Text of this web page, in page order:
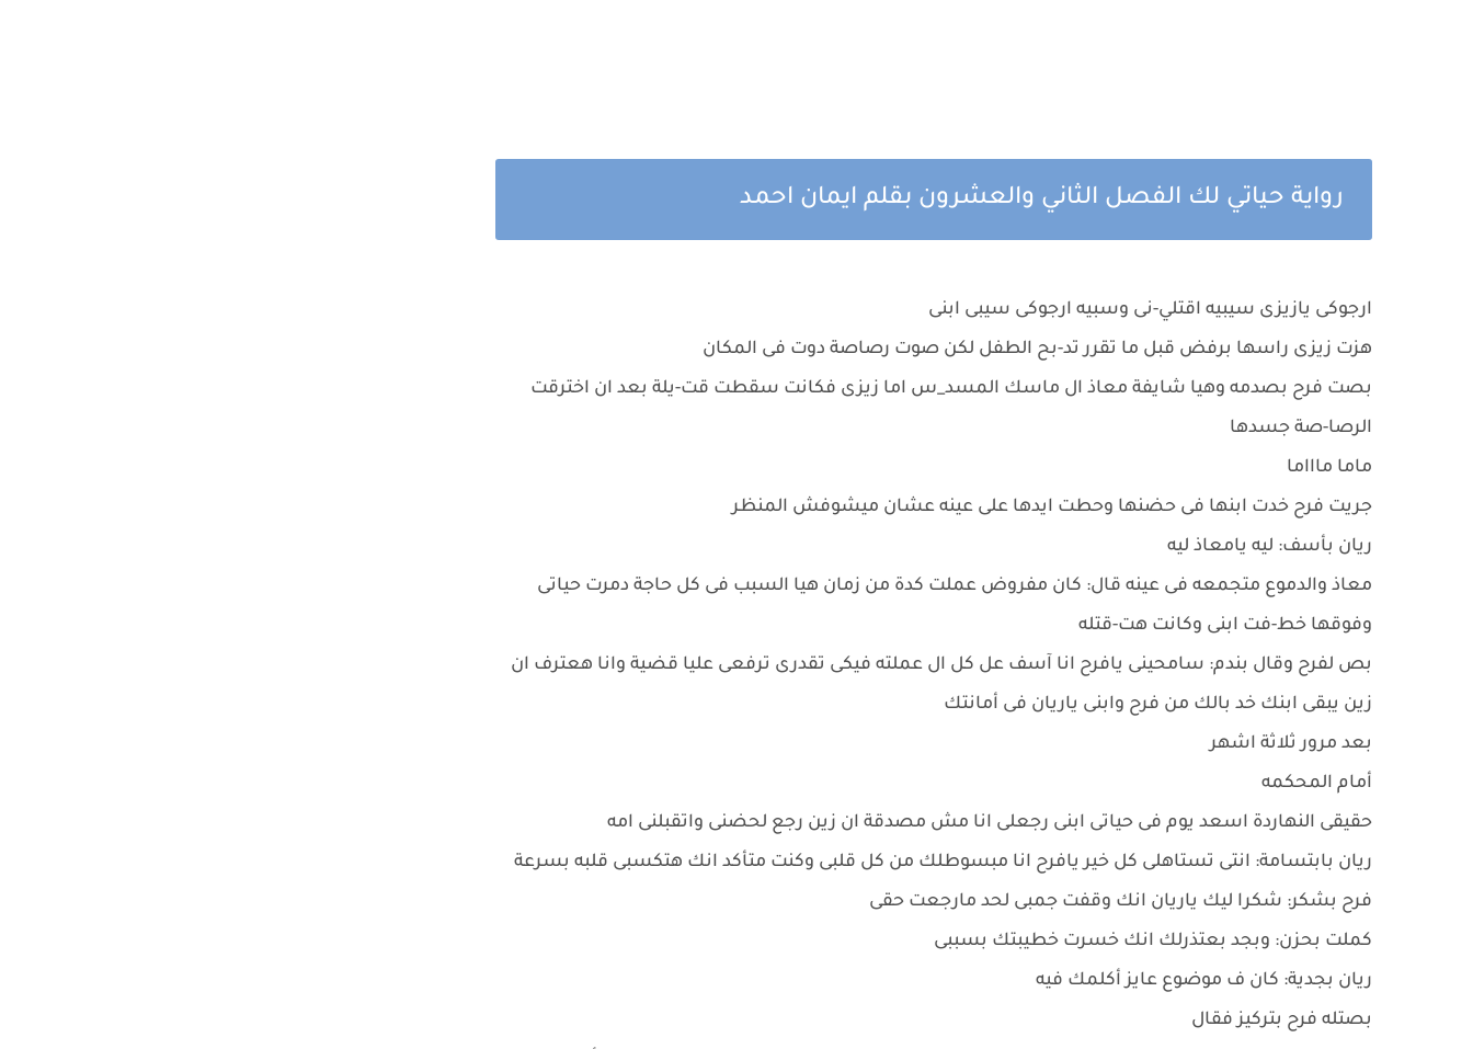
رواية حياتي لك الفصل الثاني والعشرون بقلم ايمان احمد
ارجوكى يازيزى سيبيه اقتلي-نى وسبيه ارجوكى سيبى ابنى
هزت زيزى راسها برفض قبل ما تقرر تد-بح الطفل لكن صوت رصاصة دوت فى المكان
بصت فرح بصدمه وهيا شايفة معاذ ال ماسك المسد_س اما زيزى فكانت سقطت قت-يلة بعد ان اخترقت
الرصا-صة جسدها
ماما ماااما
جريت فرح خدت ابنها فى حضنها وحطت ايدها على عينه عشان ميشوفش المنظر
ريان بأسف: ليه يامعاذ ليه
معاذ والدموع متجمعه فى عينه قال: كان مفروض عملت كدة من زمان هيا السبب فى كل حاجة دمرت حياتى
وفوقها خط-فت ابنى وكانت هت-قتله
بص لفرح وقال بندم: سامحينى يافرح انا آسف عل كل ال عملته فيكى تقدرى ترفعى عليا قضية وانا هعترف ان
زين يبقى ابنك خد بالك من فرح وابنى ياريان فى أمانتك
بعد مرور ثلاثة اشهر
أمام المحكمه
حقيقى النهاردة اسعد يوم فى حياتى ابنى رجعلى انا مش مصدقة ان زين رجع لحضنى واتقبلنى امه
ريان بابتسامة: انتى تستاهلى كل خير يافرح انا مبسوطلك من كل قلبى وكنت متأكد انك هتكسبى قلبه بسرعة
فرح بشكر: شكرا ليك ياريان انك وقفت جمبى لحد مارجعت حقى
كملت بحزن: وبجد بعتذرلك انك خسرت خطيبتك بسببى
ريان بجدية: كان ف موضوع عايز أكلمك فيه
بصتله فرح بتركيز فقال